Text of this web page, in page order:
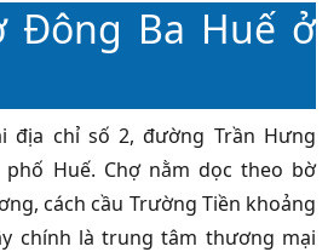
Đông Ba Huế ở
địa chỉ số 2, đường Trần Hưng
Huế. Chợ nằm dọc theo bờ
cách cầu Trường Tiền khoảng
chính là trung tâm thương mại